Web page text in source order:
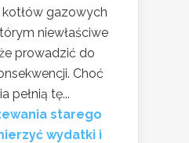
kotłów gazowych
niewłaściwe
prowadzić do
Choć
pełnią tę...
starego
wydatki i